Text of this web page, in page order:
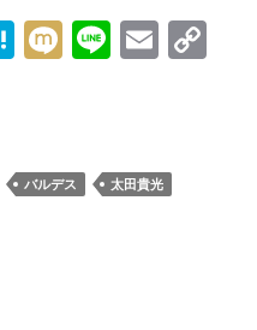
H
a
M Li
E
バルデス 太田貴光